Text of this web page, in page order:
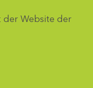
der Website der
auswählen